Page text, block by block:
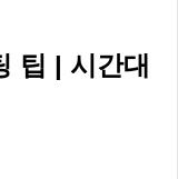
팁 | 시간대